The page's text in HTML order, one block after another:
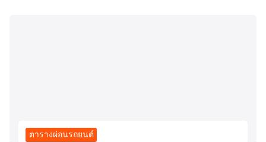
ตารางผ่อนรถยนต์